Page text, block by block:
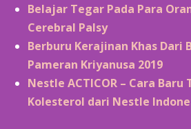
Belajar Tegar Pada Para
Cerebral Palsy
Berburu Kerajinan Khas Dari
Pameran Kriyanusa 2019
Nestle ACTICOR – Cara Baru
Kolesterol dari Nestle